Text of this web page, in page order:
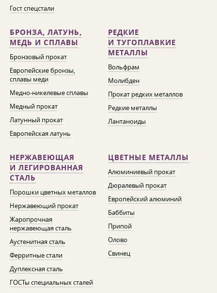
Гост спецстали
БРОНЗА, ЛАТУНЬ,
МЕДЬ И СПЛАВЫ
Бронзовый прокат
Европейские бронзы,
сплавы меди
Медно-никелевые сплавы
Медный прокат
Латунный прокат
Европейская латунь
РЕДКИЕ
И ТУГОПЛАВКИЕ
МЕТАЛЛЫ
Вольфрам
Молибден
Прокат редких металлов
Редкие металлы
Лантаноиды
НЕРЖАВЕЮЩАЯ
И ЛЕГИРОВАННАЯ
СТАЛЬ
Порошки цветных металлов
Нержавеющий прокат
Жаропрочная
нержавеющая сталь
Аустенитная сталь
Ферритные стали
Дуплексная сталь
ГОСТы специальных сталей
ЦВЕТНЫЕ МЕТАЛЛЫ
Алюминиевый прокат
Дюралевый прокат
Европейский алюминий
Баббиты
Припой
Олово
Свинец